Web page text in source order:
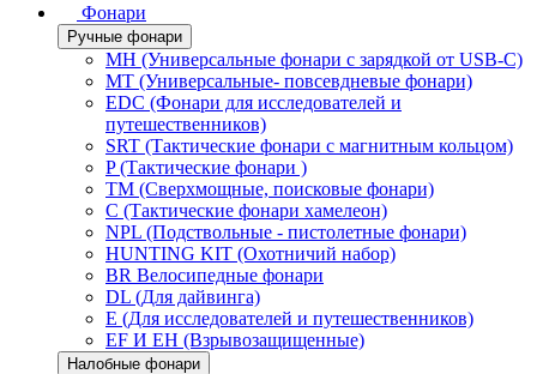
Фонари
Ручные фонари
MH (Универсальные фонари с зарядкой от USB-C)
MT (Универсальные- повсевдневые фонари)
EDC (Фонари для исследователей и
путешественников)
SRT (Тактические фонари с магнитным кольцом)
P (Тактические фонари )
TM (Сверхмощные, поисковые фонари)
C (Тактические фонари хамелеон)
NPL (Подствольные - пистолетные фонари)
HUNTING KIT (Охотничий набор)
BR Велосипедные фонари
DL (Для дайвинга)
E (Для исследователей и путешественников)
EF И EH (Взрывозащищенные)
Налобные фонари